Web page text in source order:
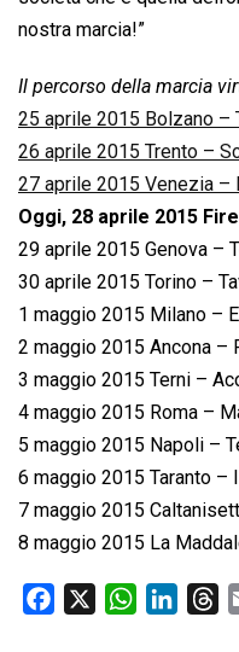
nostra marcia!”
Il percorso della marcia
25 aprile 2015 Bolzano –
26 aprile 2015 Trento –
27 aprile 2015 Venezia –
Oggi, 28 aprile 2015
29 aprile 2015 Genova –
30 aprile 2015 Torino –
1 maggio 2015 Milano –
2 maggio 2015 Ancona –
3 maggio 2015 Terni –
4 maggio 2015 Roma –
5 maggio 2015 Napoli –
6 maggio 2015 Taranto –
7 maggio 2015
8 maggio 2015 La
W